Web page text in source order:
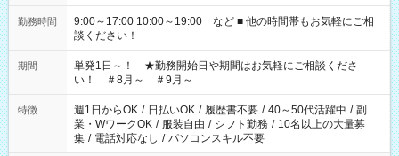
勤務時間
9:00～17:00 10:00～19:00 など ■ 他の時間帯もお気軽にご相
談ください！
期間
単発1日～！ ★勤務開始日や期間はお気軽にご相談くださ
い！ ＃8月～ ＃9月～
特徴 週1日からOK / 日払いOK / 履歴書不要 / 40～50代活躍中 / 副
業・WワークOK / 服装自由 / シフト勤務 / 10名以上の大量募
集 / 電話対応なし / パソコンスキル不要